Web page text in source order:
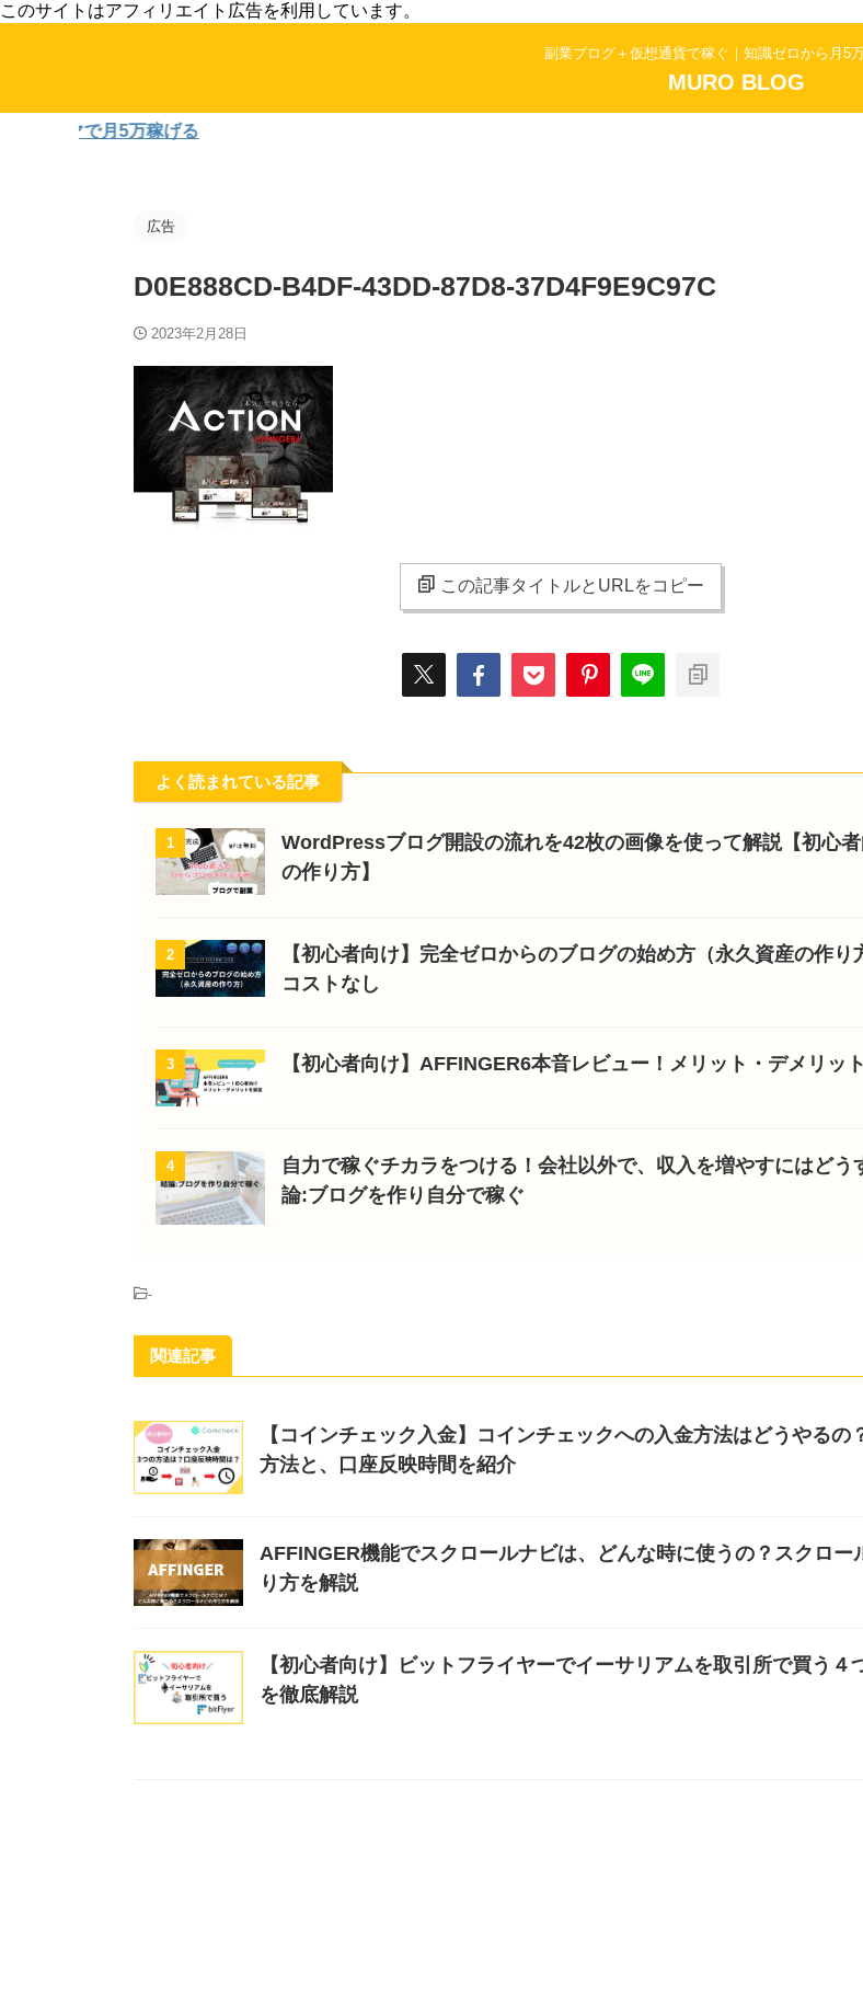
このサイトはアフィリエイト広告を利用しています。
副業ブログ＋仮想通貨で稼ぐ｜知識ゼロから月5
MURO BLOG
マで月5万稼げる
広告
D0E888CD-B4DF-43DD-87D8-37D4F9E9C97C
2023年2月28日
この記事タイトルとURLをコピー
よく読まれている記事
1
WordPressブログ開設の流れを42枚の画像を使って解説【初心
の作り方】
2
【初心者向け】完全ゼロからのブログの始め方（永久資産の作
コストなし
3 【初心者向け】AFFINGER6本音レビュー！メリット・デメリッ
4
自力で稼ぐチカラをつける！会社以外で、収入を増やすにはどう
論:ブログを作り自分で稼ぐ
-
関連記事
【コインチェック入金】コインチェックへの入金方法はどうやるの
方法と、口座反映時間を紹介
AFFINGER機能でスクロールナビは、どんな時に使うの？スクロー
り方を解説
【初心者向け】ビットフライヤーでイーサリアムを取引所で買う４
を徹底解説